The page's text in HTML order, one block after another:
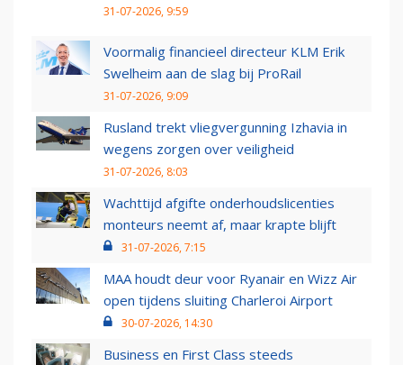
31-07-2026, 9:59
Voormalig financieel directeur KLM Erik
Swelheim aan de slag bij ProRail
31-07-2026, 9:09
Rusland trekt vliegvergunning Izhavia in
wegens zorgen over veiligheid
31-07-2026, 8:03
Wachttijd afgifte onderhoudslicenties
monteurs neemt af, maar krapte blijft
31-07-2026, 7:15
MAA houdt deur voor Ryanair en Wizz Air
open tijdens sluiting Charleroi Airport
30-07-2026, 14:30
Business en First Class steeds